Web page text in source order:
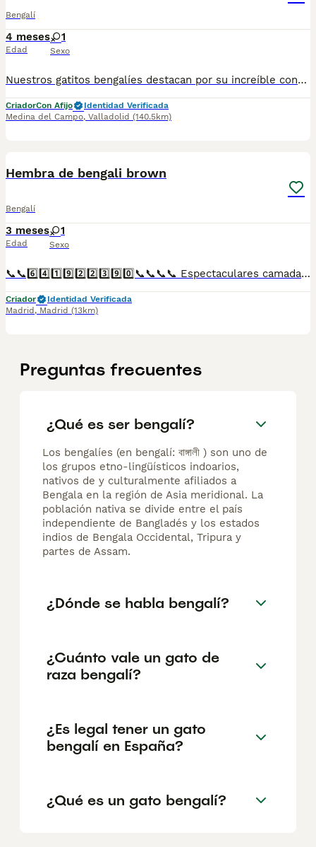
Bengalí
4 meses
Edad
1
Sexo
Nuestros gatitos bengalíes destacan por su increíble contraste, rosetas espectaculares y un carácter sociable y cariñoso. Criados en ambiente familiar con atención premium desde sus primeros días. Envío en toda España y Recogída en persona ✔ Vacunados ✔ Desparasitados ✔ Microchip ✔ Cartilla sanitaria ✔ Contrato de garantía 🌟 Líneas exclusivas 🌟 Salud garantizada 🌟 Socialización premium 🌟 Criadores responsables Núcleo Zoológico y Afijo 📍 Disponible reserva personalizada 📲 Información y reservas: 📞 34 693 902 659 🌐 www.gatobengali.fun 📘 Facebook: gatobengali.esp 📸 Instagram: @gatobengali_esp
CriadorCon Afijo
Identidad Verificada
Medina del Campo, Valladolid (140.5km)
Hembra de bengali brown
Bengalí
3 meses
Edad
1
Sexo
📞📞6️⃣4️⃣1️⃣9️⃣2️⃣2️⃣3️⃣9️⃣0️⃣📞📞📞📞 Espectaculares camadas de perritos de machos y hembras de maltipoo nacionales descendientes de las mejores líneas de sangre. Disponibles tanto hembras como machos. Las camadas están bajo supervisión veterinaria desde su nacimiento hasta que son entregadas a su nueva familia. Criados por un equipo de profesionales y mejores personas que, con más de 20 años de experiencia , cuidan a los animales por vocación, aplicando una cría ética y responsable para que cada cachorro se desarrolle con la mejor salud y con un buen temperamento. Todos los cachorritos se entregan con unos dos meses y medio de edad y sus vacunas correspondientes, desparasitados interna y externamente, con certificado de salud, y garantía tanto por enfermedad vírica como congénito genética. Posibilidad de entregar en toda España mediante transporte propio preparado para animales y con chofer privado. Los precios pueden variar según las características y morfología de cada cachorro. Añádenos al whats app o llámanos, y encantados atenderemos todas tus dudas y consultas. Teléfono / Whats app: 641 92 23 90
Criador
Identidad Verificada
Madrid , Madrid (13km)
Preguntas frecuentes
¿Qué es ser bengalí?
Los bengalíes (en bengalí: বাঙ্গালী ) son uno de
los grupos etno-lingüísticos indoarios,
nativos de y culturalmente afiliados a
Bengala en la región de Asia meridional. La
población nativa se divide entre el país
independiente de Bangladés y los estados
indios de Bengala Occidental, Tripura y
partes de Assam.
¿Dónde se habla bengalí?
¿Cuánto vale un gato de
raza bengalí?
¿Es legal tener un gato
bengalí en España?
¿Qué es un gato bengalí?